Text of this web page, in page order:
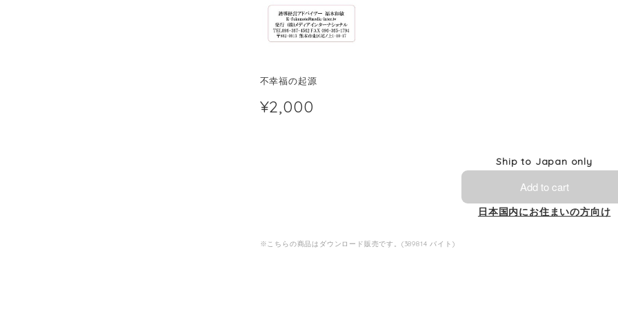
不幸福の起源
¥2,000
Ship to Japan only
Add to cart
日本国内にお住まいの方向け
※こちらの商品はダウンロード販売です。(389814 バイト)